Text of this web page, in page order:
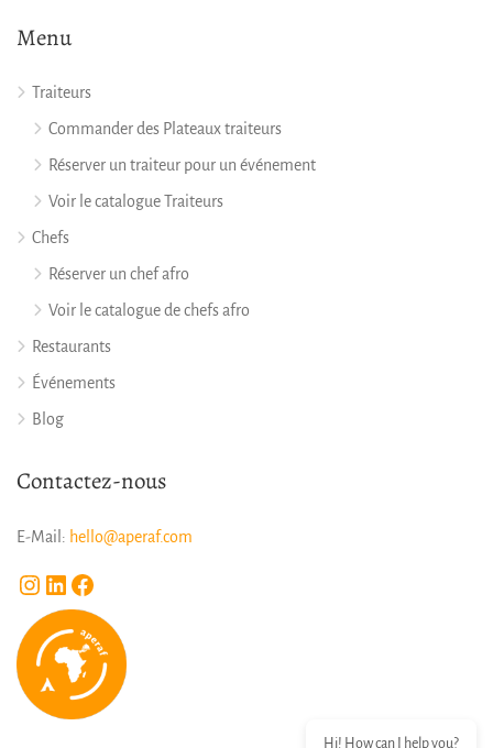
Menu
Traiteurs
Commander des Plateaux traiteurs
Réserver un traiteur pour un événement
Voir le catalogue Traiteurs
Chefs
Réserver un chef afro
Voir le catalogue de chefs afro
Restaurants
Événements
Blog
Contactez-nous
E-Mail: hello@aperaf.com
Instagram LinkedIn Facebook
Hi! How can I help you?